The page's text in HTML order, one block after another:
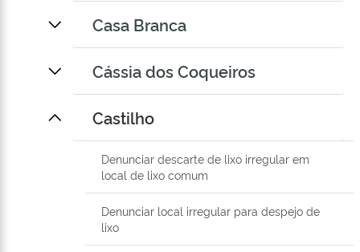
Casa Branca
Cássia dos Coqueiros
Castilho
Denunciar descarte de lixo irregular em
local de lixo comum
Denunciar local irregular para despejo de
lixo